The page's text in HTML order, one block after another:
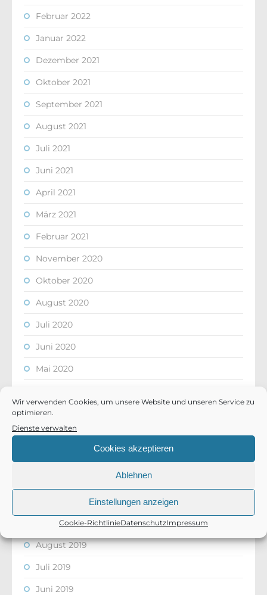
Wir verwenden Cookies, um unsere Website und unseren Service zu
optimieren.
Dienste verwalten
Cookies akzeptieren
Ablehnen
Einstellungen anzeigen
Cookie-RichtlinieDatenschutzImpressum
Februar 2022
Januar 2022
Dezember 2021
Oktober 2021
September 2021
August 2021
Juli 2021
Juni 2021
April 2021
März 2021
Februar 2021
November 2020
Oktober 2020
August 2020
Juli 2020
Juni 2020
Mai 2020
März 2020
Februar 2020
November 2019
September 2019
August 2019
Juli 2019
Juni 2019